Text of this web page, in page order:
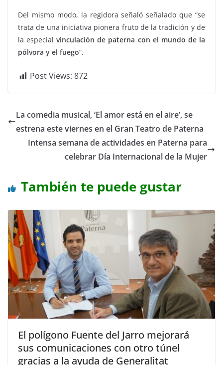
Del mismo modo, la regidora señaló señalado que “se
trata de una iniciativa pionera fruto de la tradición y de
la especialvinculación de paterna con el mundo de la
pólvora y el fuego”.
Post Views: 872
La comedia musical, ‘El amor está en el aire’, se
estrena este viernes en el Gran Teatro de Paterna
Intensa semana de actividades en Paterna para
celebrar Día Internacional de la Mujer
También te puede gustar
El polígono Fuente del Jarro mejorará
sus comunicaciones con otro túnel
gracias a la ayuda de Generalitat